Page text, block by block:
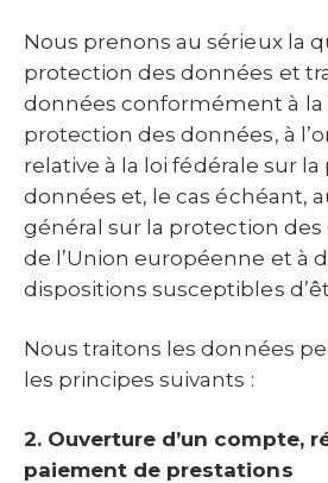
Nous prenons au sérieux la
protection des données et
données conformément à la
protection des données, à
relative à la loi fédérale sur
données et, le cas échéant,
général sur la protection des
de l’Union européenne et à
dispositions susceptibles
Nous traitons les données
les principes suivants :
2. Ouverture d’un compte,
paiement de prestations